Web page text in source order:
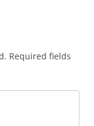
Required fields